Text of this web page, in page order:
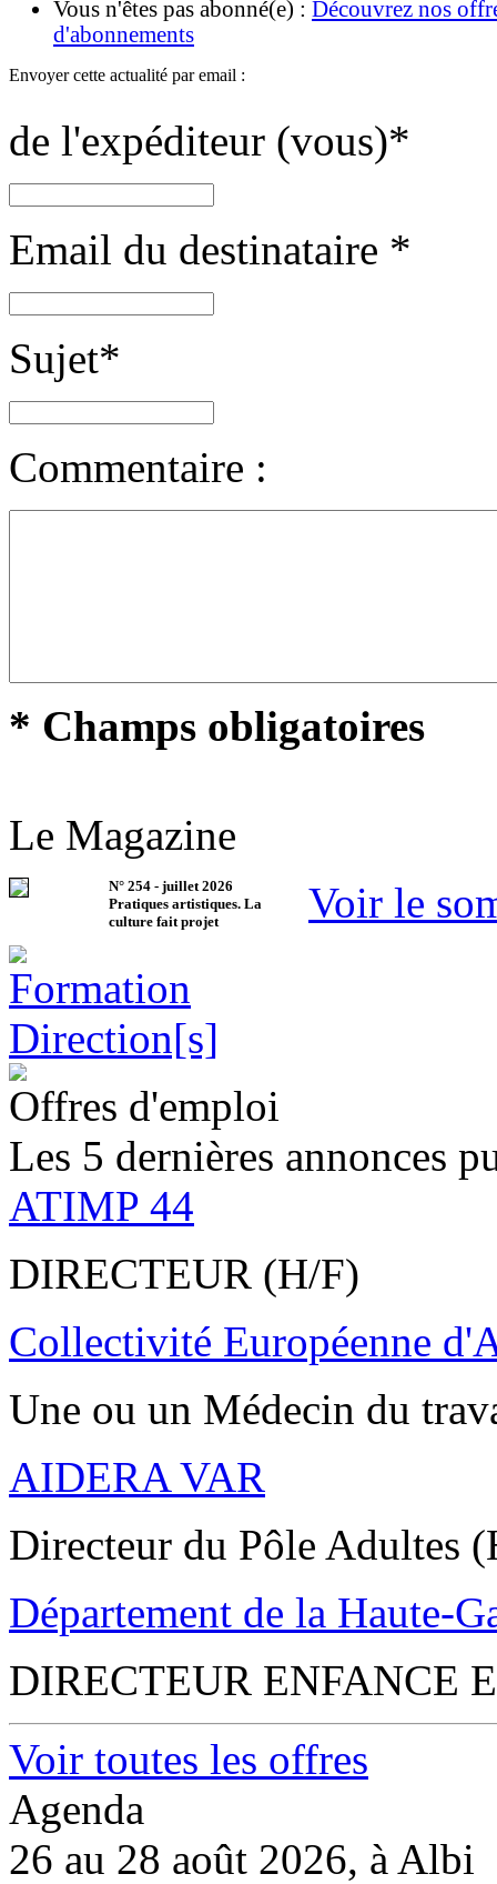
Vous n'êtes pas abonné(e) : Découvrez nos
d'abonnements
Envoyer cette actualité par email :
de l'expéditeur (vous)*
Email du destinataire *
Sujet*
Commentaire :
* Champs obligatoires
Le Magazine
N° 254 - juillet 2026
Pratiques artistiques. La
culture fait projet
Voir le
Offres d'emploi
Les 5 dernières annonces
ATIMP 44
DIRECTEUR (H/F)
Collectivité Européenne
Une ou un Médecin du
AIDERA VAR
Directeur du Pôle Adultes
Département de la Haute-
DIRECTEUR ENFANCE
Voir toutes les offres
Agenda
26 au 28 août 2026, à Albi